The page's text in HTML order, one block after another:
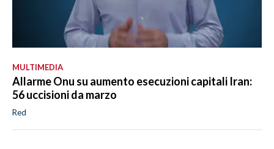
MULTIMEDIA
Allarme Onu su aumento esecuzioni capitali Iran:
56 uccisioni da marzo
Red